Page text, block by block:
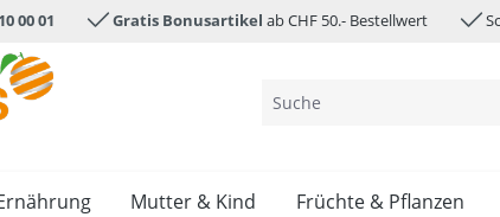
00 01 Gratis Bonusartikel ab CHF 50.- Bestellwert
Mutter & Kind Früchte & Pflanzen